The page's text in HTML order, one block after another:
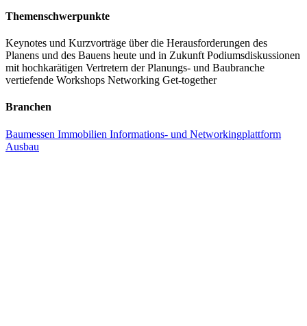
Weinverkostung statt. Die Bauwirtschaft ist mit großen
Zusammenarbeit entlang der Wertschöpfungskette BAU erfordern.
Bei diesem Veränderungsprozess wird kein Stein auf dem anderen
bleiben. Der Fachkongress Österreichische Bautage in Loipersdorf
bereitet Sie und Ihr Unternehmen darauf vor.
Themenschwerpunkte
Keynotes und Kurzvorträge über die Herausforderungen des
Planens und des Bauens heute und in Zukunft Podiumsdiskussionen
mit hochkarätigen Vertretern der Planungs- und Baubranche
vertiefende Workshops Networking Get-together
Branchen
Baumessen Immobilien Informations- und Networkingplattform
Ausbau